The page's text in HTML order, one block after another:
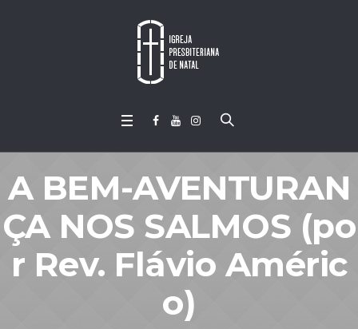
A BEM-AVENTURAN
ÇA NOS SALMOS (po
r Rev. Flávio Améric
o)